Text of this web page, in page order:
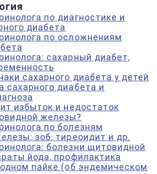
по диагностике и
диабета
по осложнениям
сахарный диабет,
сахарного диабета у детей
сахарного диабета и
избыток и недостаток
железы?
по болезням
зоб, тиреоидит и др.
болезни щитовидной
йода, профилактика
пайке (об эндемическом